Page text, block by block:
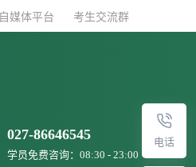
自媒体平台 考生交流群
027-86646545
学员免费咨询：08:30 - 23:00
电话
自媒体平台 考生交流群